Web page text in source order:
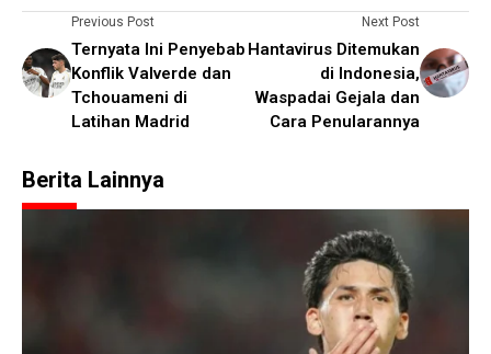
Previous Post
Ternyata Ini Penyebab
Konflik Valverde dan
Tchouameni di
Latihan Madrid
Next Post
Hantavirus Ditemukan
di Indonesia,
Waspadai Gejala dan
Cara Penularannya
Berita Lainnya